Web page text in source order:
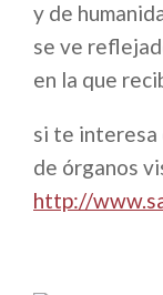
y de
se ve
en la que
si te interesa
de órganos
http://